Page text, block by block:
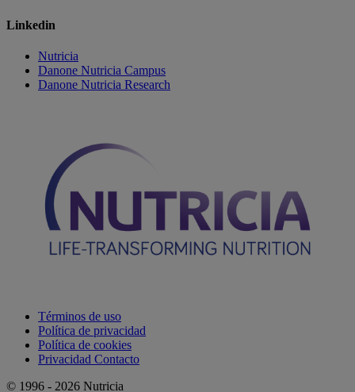
Linkedin
Nutricia
Danone Nutricia Campus
Danone Nutricia Research
Términos de uso
Política de privacidad
Política de cookies
Privacidad Contacto
© 1996 - 2026 Nutricia